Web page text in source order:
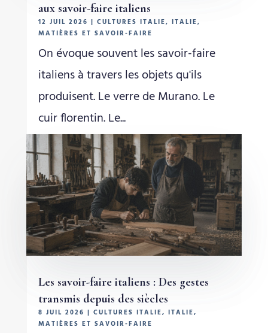
aux savoir-faire italiens
12 JUIL 2026 | CULTURES ITALIE, ITALIE,
MATIÈRES ET SAVOIR-FAIRE
On évoque souvent les savoir-faire
italiens à travers les objets qu'ils
produisent. Le verre de Murano. Le
cuir florentin. Le...
Les savoir-faire italiens : Des gestes
transmis depuis des siècles
8 JUIL 2026 | CULTURES ITALIE, ITALIE,
MATIÈRES ET SAVOIR-FAIRE